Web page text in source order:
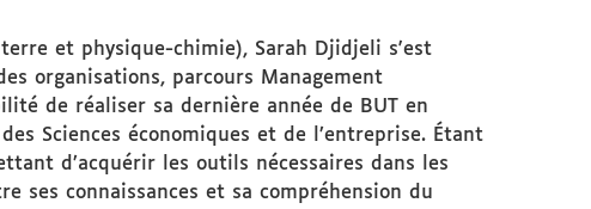
et physique-chimie), Sarah Djidjeli s'est
organisations, parcours Management
de réaliser sa dernière année de BUT en
Sciences économiques et de l’entreprise. Étant
d’acquérir les outils nécessaires dans les
ses connaissances et sa compréhension du